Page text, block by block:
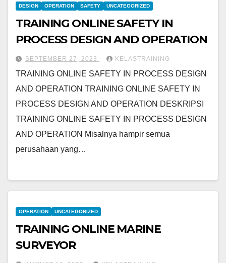
DESIGN OPERATION SAFETY UNCATEGORIZED
TRAINING ONLINE SAFETY IN
PROCESS DESIGN AND OPERATION
SEPTEMBER 27, 2023 KELASTRAINING
TRAINING ONLINE SAFETY IN PROCESS DESIGN
AND OPERATION TRAINING ONLINE SAFETY IN
PROCESS DESIGN AND OPERATION DESKRIPSI
TRAINING ONLINE SAFETY IN PROCESS DESIGN
AND OPERATION Misalnya hampir semua
perusahaan yang…
OPERATION UNCATEGORIZED
TRAINING ONLINE MARINE
SURVEYOR